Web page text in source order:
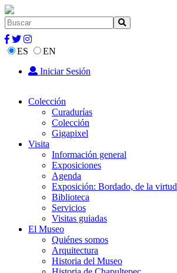
ES
EN
Iniciar Sesión
Colección
Curadurías
Colección
Gigapixel
Visita
Información general
Exposiciones
Agenda
Exposición: Bordado, de la virtud
Biblioteca
Servicios
Visitas guiadas
El Museo
Quiénes somos
Arquitectura
Historia del Museo